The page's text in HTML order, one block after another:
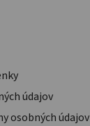
údajov
osobných údajov